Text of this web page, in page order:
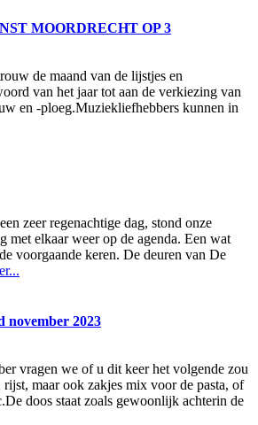
MOORDRECHT OP 3
de maand van de lijstjes en
van het jaar tot aan de verkiezing van
en -ploeg.Muziekliefhebbers kunnen in
zeer regenachtige dag, stond onze
met elkaar weer op de agenda. Een wat
voorgaande keren. De deuren van De
november 2023
vragen we of u dit keer het volgende zou
rijst, maar ook zakjes mix voor de pasta, of
doos staat zoals gewoonlijk achterin de